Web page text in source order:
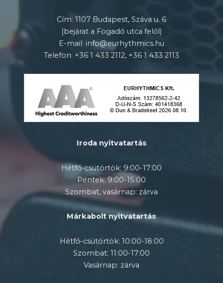
Cím: 1107 Budapest, Száva u. 6
(bejárat a Fogadó utca felől)
E-mail: info@eurhythmics.hu
Telefon: +36 1 433 2112, +36 1 433 2113
Iroda nyitvatartás
Hétfő-csütörtök: 9:00-17:00
Péntek: 9:00-15:00
Szombat, vasárnap: zárva
Márkabolt nyitvatartás
Hétfő-csütörtök: 10:00-18:00
Szombat: 11:00-17:00
Vasárnap: zárva